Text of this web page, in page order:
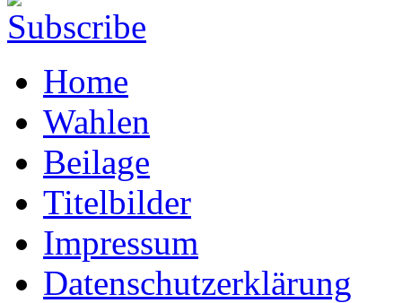
Home
Wahlen
Beilage
Titelbilder
Impressum
Datenschutzerklärung